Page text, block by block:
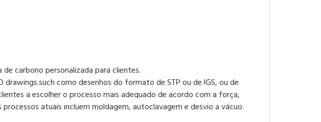
carbono personalizada para clientes.
como desenhos do formato de STP ou de lGS, ou de
a escolher o processo mais adequado de acordo com a força,
atuais incluem moldagem, autoclavagem e desvio a vácuo.